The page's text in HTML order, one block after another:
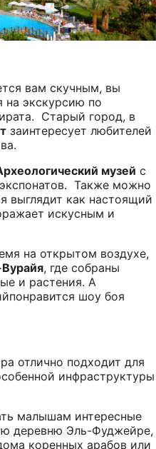
вам скучным, вы
на экскурсию по
Старый город, в
заинтересует любителей
музей с
Также можно
выглядит как настоящий
искусным и
на открытом воздухе,
, где собраны
и растения. А
шоу боя
отлично подходит для
инфраструктуры
малышам интересные
деревню Эль-Фуджейре,
коренных арабов или